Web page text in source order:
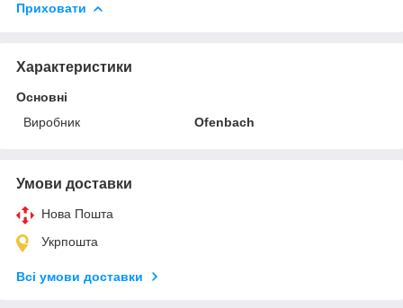
Приховати
Характеристики
Основні
Виробник
Ofenbach
Умови доставки
Нова Пошта
Укрпошта
Всі умови доставки